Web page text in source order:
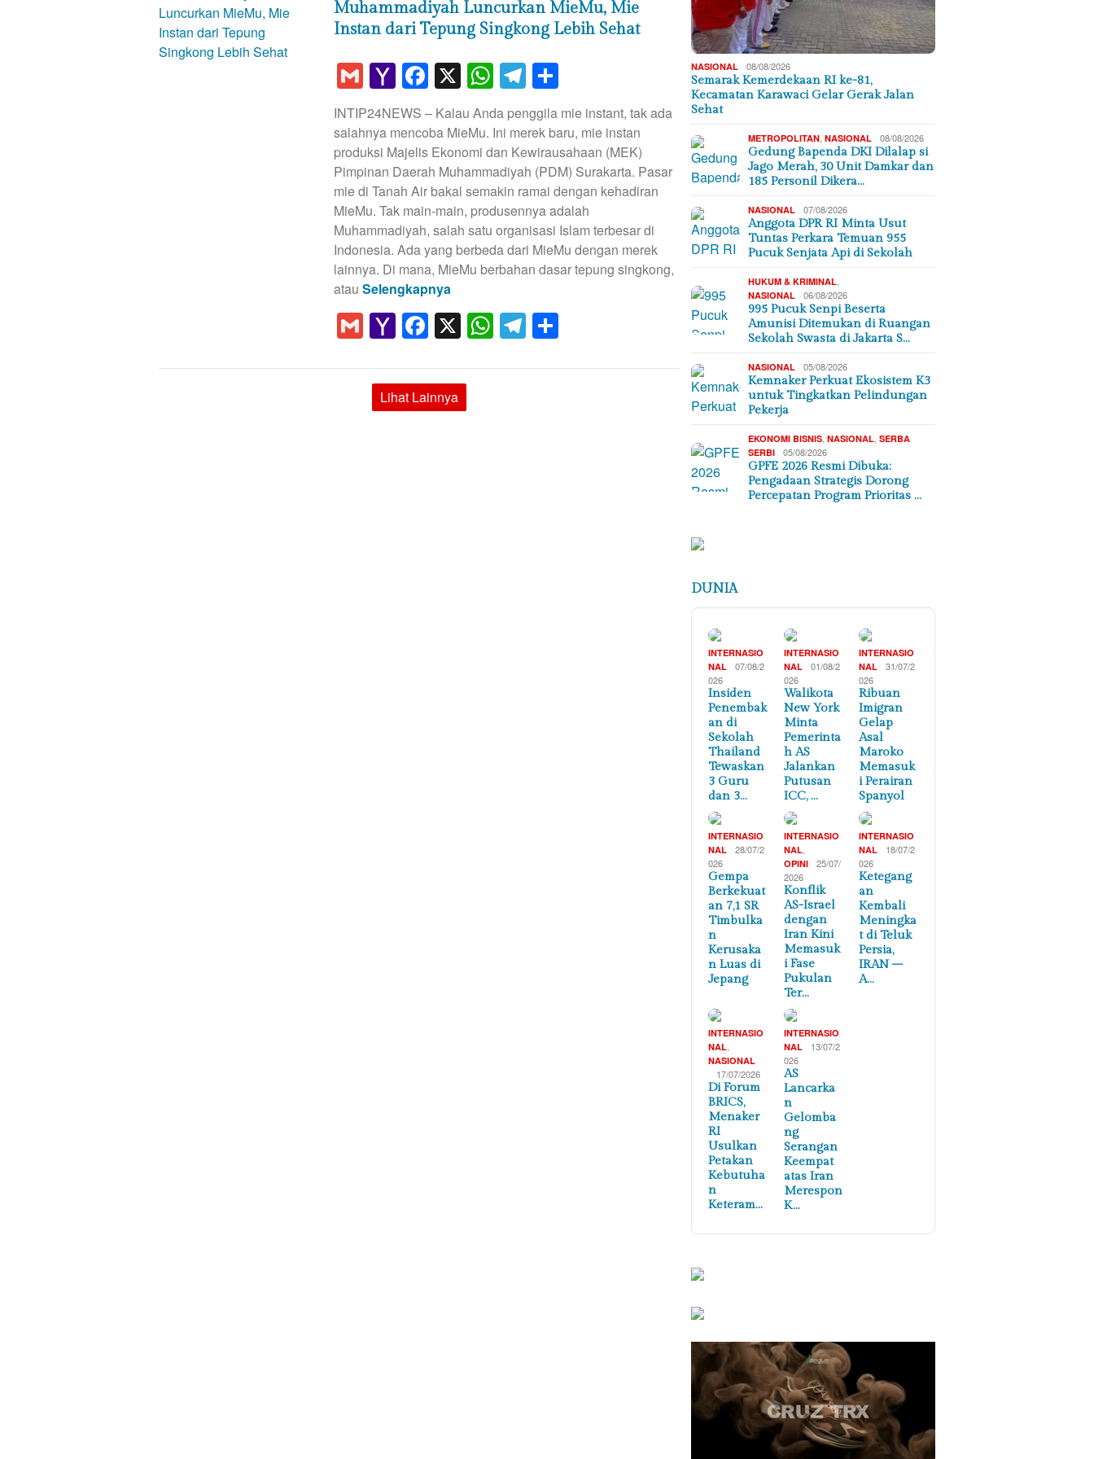
Muhammadiyah Luncurkan MieMu, Mie
Instan dari Tepung Singkong Lebih Sehat
GmailYahoo
Mail
Facebook
X WhatsApp
Telegram
INTIP24NEWS – Kalau Anda penggila mie instant, tak ada
salahnya mencoba MieMu. Ini merek baru, mie instan
produksi Majelis Ekonomi dan Kewirausahaan (MEK)
Pimpinan Daerah Muhammadiyah (PDM) Surakarta. Pasar
mie di Tanah Air bakal semakin ramai dengan kehadiran
MieMu. Tak main-main, produsennya adalah
Muhammadiyah, salah satu organisasi Islam terbesar di
Indonesia. Ada yang berbeda dari MieMu dengan merek
lainnya. Di mana, MieMu berbahan dasar tepung singkong,
atau Selengkapnya
GmailYahoo
Mail
Facebook
X WhatsApp
Telegram
Lihat Lainnya
NASIONAL 08/08/2026
Semarak Kemerdekaan RI ke-81,
Kecamatan Karawaci Gelar Gerak Jalan
Sehat
METROPOLITAN ,NASIONAL 08/08/2026
Gedung Bapenda DKI Dilalap si
Jago Merah, 30 Unit Damkar dan
185 Personil Dikera…
NASIONAL 07/08/2026
Anggota DPR RI Minta Usut
Tuntas Perkara Temuan 955
Pucuk Senjata Api di Sekolah
HUKUM & KRIMINAL
NASIONAL 06/08/2026
995 Pucuk Senpi Beserta
Amunisi Ditemukan di Ruangan
Sekolah Swasta di Jakarta S…
NASIONAL 05/08/2026
Kemnaker Perkuat Ekosistem K3
untuk Tingkatkan Pelindungan
Pekerja
EKONOMI BISNIS ,NASIONAL ,SERBA
SERBI
05/08/2026
GPFE 2026 Resmi Dibuka:
Pengadaan Strategis Dorong
Percepatan Program Prioritas …
DUNIA
INTERNASIO
NAL
07/08/2
026
Insiden
Penembak
an di
Sekolah
Thailand
Tewaskan
3 Guru
dan 3…
INTERNASIO
NAL
01/08/2
026
Walikota
New York
Minta
Pemerinta
h AS
Jalankan
Putusan
ICC, …
INTERNASIO
NAL
31/07/2
026
Ribuan
Imigran
Gelap
Asal
Maroko
Memasuk
i Perairan
Spanyol
INTERNASIO
NAL
28/07/2
026
Gempa
Berkekuat
an 7,1 SR
Timbulka
n
Kerusaka
n Luas di
Jepang
INTERNASIO
NAL,
OPINI
25/07/
2026
Konflik
AS-Israel
dengan
Iran Kini
Memasuk
i Fase
Pukulan
Ter…
INTERNASIO
NAL
18/07/2
026
Ketegang
an
Kembali
Meningka
t di Teluk
Persia,
IRAN –
A…
INTERNASIO
NAL
NASIONAL
17/07/2026
Di Forum
BRICS,
Menaker
RI
Usulkan
Petakan
Kebutuha
n
Keteram…
INTERNASIO
NAL
13/07/2
026
AS
Lancarka
n
Gelomba
ng
Serangan
Keempat
atas Iran
Merespon
K…